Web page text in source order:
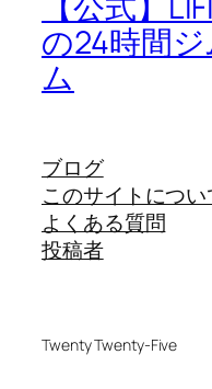
の24時間
ム
ブログ
このサイトについ
よくある質問
投稿者
Twenty Twenty-Five